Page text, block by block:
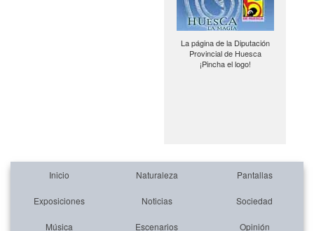
La página de la Diputación
Provincial de Huesca
¡Pincha el logo!
Inicio Naturaleza Pantallas
Exposiciones Noticias Sociedad
Música Escenarios Opinión